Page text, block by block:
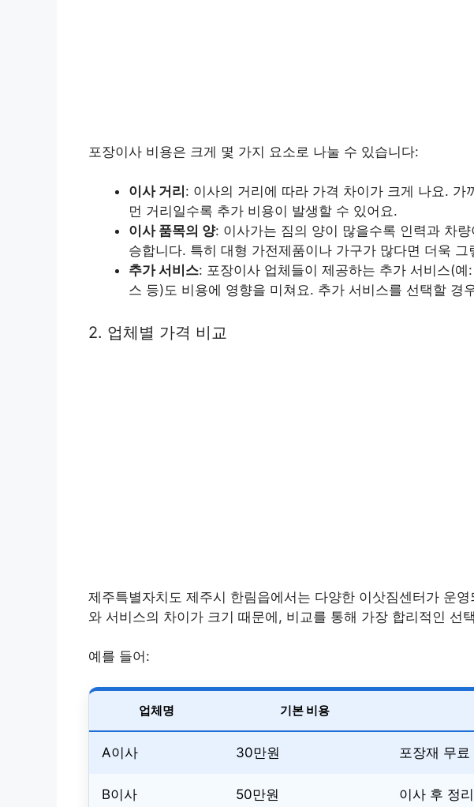
포장이사 비용은 크게 몇 가지 요소로 나눌 수 있습니다:
이사 거리 : 이사의 거리에 따라 가격 차이가 크게 나요. 가
먼 거리일수록 추가 비용이 발생할 수 있어요.
이사 품목의 양: 이사가는 짐의 양이 많을수록 인력과 차
승합니다. 특히 대형 가전제품이나 가구가 많다면 더욱 그
추가 서비스: 포장이사 업체들이 제공하는 추가 서비스(
스 등)도 비용에 영향을 미쳐요. 추가 서비스를 선택할 경
2. 업체별 가격 비교
제주특별자치도 제주시 한림읍에서는 다양한 이삿짐센터가 운
와 서비스의 차이가 크기 때문에, 비교를 통해 가장 합리적인 선
예를 들어:
업체명 기본 비용
A이사 30만원 포장재 무료
B이사 50만원 이사 후 정